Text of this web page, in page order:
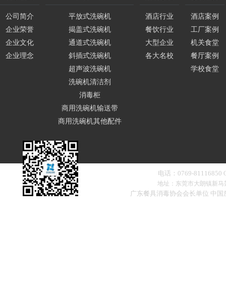
公司简介
企业荣誉
企业文化
企业理念
平放式洗碗机
揭盖式洗碗机
通道式洗碗机
斜插式洗碗机
超声波洗碗机
洗碗机清洁剂
消毒柜
商用洗碗机输送带
商用洗碗机其他配件
酒店行业
餐饮行业
大型企业
各大名校
酒店案例
工厂案例
机关食堂
餐厅案例
学校食堂
电话：0769-81116850
地址：东莞市大朗镇新
广东餐具消毒协会会长单位 中